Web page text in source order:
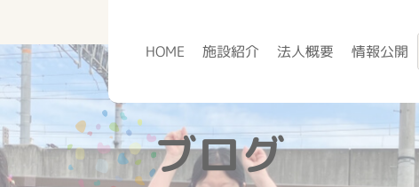
HOME 施設紹介 法人概要 情報公開
ブログ